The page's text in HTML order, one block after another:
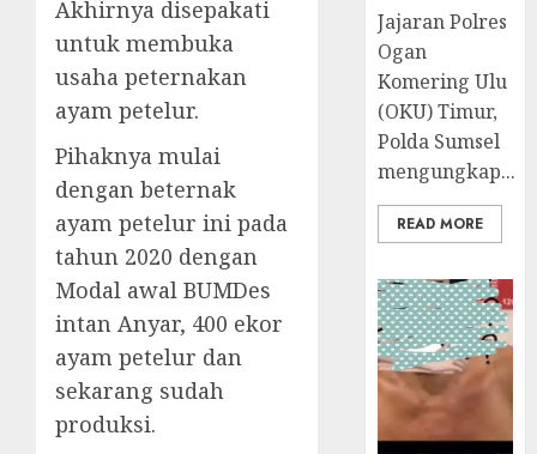
Akhirnya disepakati
untuk membuka
usaha peternakan
ayam petelur.
Pihaknya mulai
dengan beternak
ayam petelur ini pada
tahun 2020 dengan
Modal awal BUMDes
intan Anyar, 400 ekor
ayam petelur dan
sekarang sudah
produksi.
Jajaran Polres
Ogan
Komering Ulu
(OKU) Timur,
Polda Sumsel
mengungkap...
READ MORE